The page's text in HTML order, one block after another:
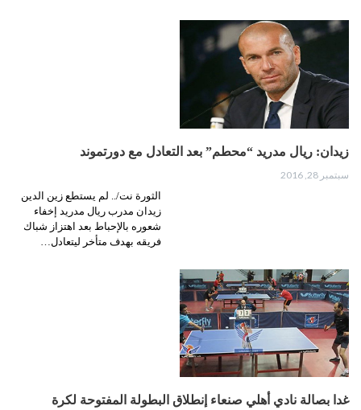
زيدان: ريال مدريد “محطم” بعد التعادل مع دورتموند
سبتمبر 28, 2016
الثورة نت/.. لم يستطع زين الدين
زيدان مدرب ريال مدريد إخفاء
شعوره بالإحباط بعد اهتزاز شباك
فريقه بهدف متأخر ليتعادل…
غدا بصالة نادي أهلي صنعاء إنطلاق البطولة المفتوحة لكرة